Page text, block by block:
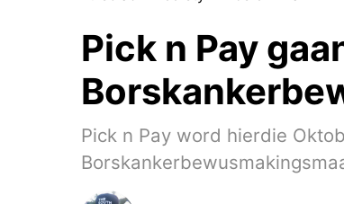
Pick n Pay
Pick n Pay word hierdie